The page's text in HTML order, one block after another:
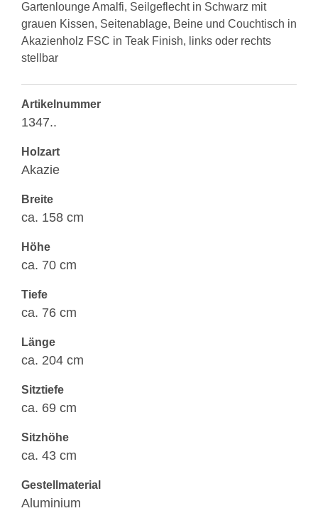
Gartenlounge Amalfi, Seilgeflecht in Schwarz mit
grauen Kissen, Seitenablage, Beine und Couchtisch in
Akazienholz FSC in Teak Finish, links oder rechts
stellbar
Artikelnummer
1347..
Holzart
Akazie
Breite
ca. 158 cm
Höhe
ca. 70 cm
Tiefe
ca. 76 cm
Länge
ca. 204 cm
Sitztiefe
ca. 69 cm
Sitzhöhe
ca. 43 cm
Gestellmaterial
Aluminium